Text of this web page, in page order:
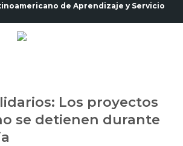
de Aprendizaje y Servicio
Los proyectos
se detienen durante